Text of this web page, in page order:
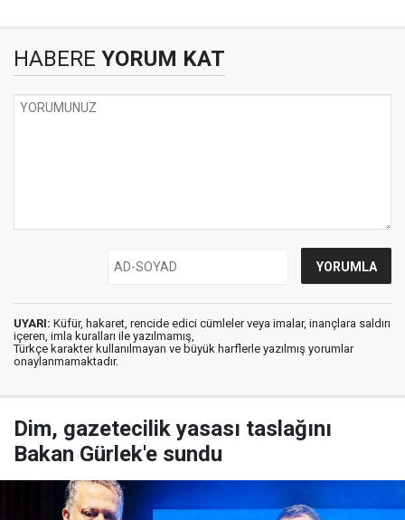
HABERE YORUM KAT
UYARI: Küfür, hakaret, rencide edici cümleler veya imalar, inançlara saldırı
içeren, imla kuralları ile yazılmamış,
Türkçe karakter kullanılmayan ve büyük harflerle yazılmış yorumlar
onaylanmamaktadır.
Dim, gazetecilik yasası taslağını
Bakan Gürlek'e sundu